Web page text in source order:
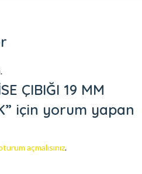
ÇIBIĞI 19 MM
için yorum yapan
açmalısınız.